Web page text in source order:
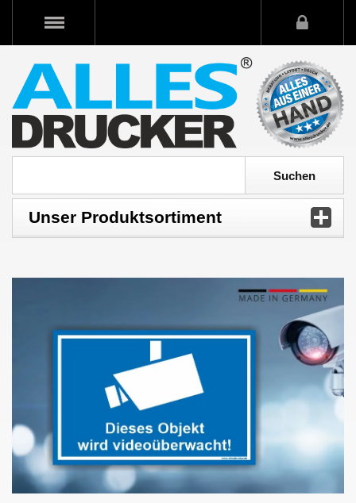
Unser Produktsortiment